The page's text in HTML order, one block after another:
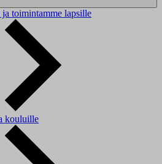
toimintamme lapsille
kouluille